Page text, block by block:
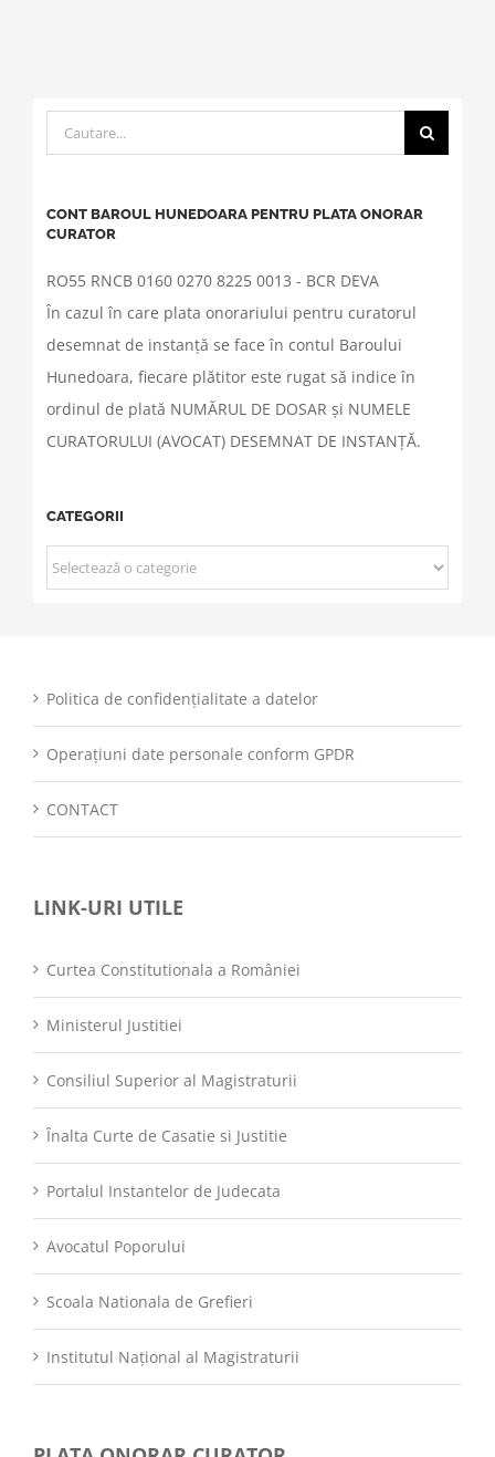
Cautare...
CONT BAROUL HUNEDOARA PENTRU PLATA ONORAR
CURATOR
RO55 RNCB 0160 0270 8225 0013 - BCR DEVA
În cazul în care plata onorariului pentru curatorul
desemnat de instanță se face în contul Baroului
Hunedoara, fiecare plătitor este rugat să indice în
ordinul de plată NUMĂRUL DE DOSAR și NUMELE
CURATORULUI (AVOCAT) DESEMNAT DE INSTANȚĂ.
CATEGORII
CATEGORII
Politica de confidențialitate a datelor
Operațiuni date personale conform GPDR
CONTACT
LINK-URI UTILE
Curtea Constitutionala a României
Ministerul Justitiei
Consiliul Superior al Magistraturii
Înalta Curte de Casatie si Justitie
Portalul Instantelor de Judecata
Avocatul Poporului
Scoala Nationala de Grefieri
Institutul Național al Magistraturii